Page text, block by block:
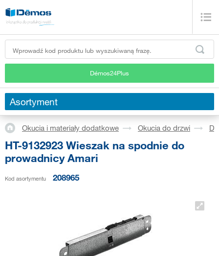
Démos24Plus
Asortyment
Okucia i materiały dodatkowe Okucia do drzwi
HT-9132923 Wieszak na spodnie do
prowadnicy Amari
Kod asortymentu 208965